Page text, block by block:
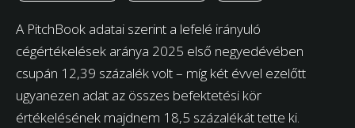
A PitchBook adatai szerint a lefelé irányuló
cégértékelések aránya 2025 első negyedévében
csupán 12,39 százalék volt – míg két évvel ezelőtt
ugyanezen adat az összes befektetési kör
értékelésének majdnem 18,5 százalékát tette ki.